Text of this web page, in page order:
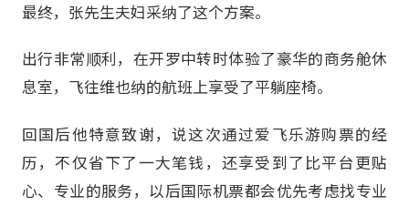
最终，张先生夫妇采纳了这个方案。
出行非常顺利，在开罗中转时体验了豪华的商务舱休
息室，飞往维也纳的航班上享受了平躺座椅。
回国后他特意致谢，说这次通过爱飞乐游购票的经
历，不仅省下了一大笔钱，还享受到了比平台更贴
心、专业的服务，以后国际机票都会优先考虑找专业